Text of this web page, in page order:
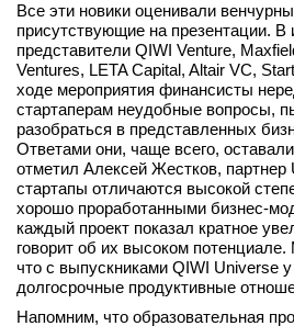
Все эти новики оценивали
присутствующие на презентации. В
представители QIWI Venture,
Ventures, LETA Capital, Altair VC,
ходе мероприятия финансисты
стартаперам неудобные вопросы,
разобраться в представленных
Ответами они, чаще всего,
отметил Алексей Жестков, партнер
стартапы отличаются высокой
хорошо проработанными бизнес-
каждый проект показал кратное
говорит об их высоком
что с выпускниками QIWI Universe
долгосрочные продуктивные
Напомним, что образовательная